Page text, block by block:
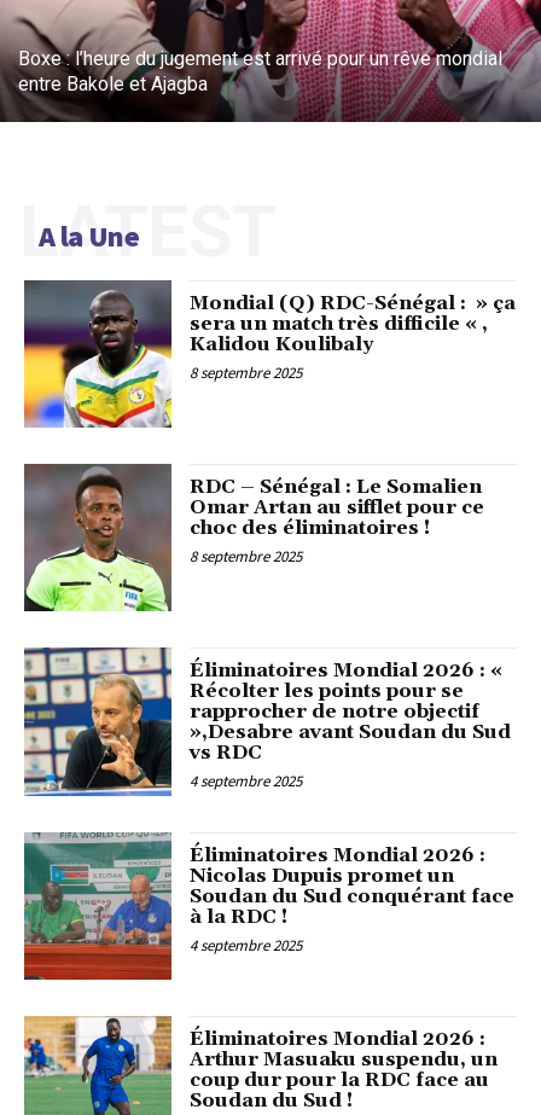
Boxe : l’heure du jugement est arrivé pour un rêve mondial
entre Bakole et Ajagba
A la Une
LATEST
Mondial (Q) RDC-Sénégal : » ça
sera un match très difficile « ,
Kalidou Koulibaly
8 septembre 2025
RDC – Sénégal : Le Somalien
Omar Artan au sifflet pour ce
choc des éliminatoires !
8 septembre 2025
Éliminatoires Mondial 2026 : «
Récolter les points pour se
rapprocher de notre objectif
»,Desabre avant Soudan du Sud
vs RDC
4 septembre 2025
Éliminatoires Mondial 2026 :
Nicolas Dupuis promet un
Soudan du Sud conquérant face
à la RDC !
4 septembre 2025
Éliminatoires Mondial 2026 :
Arthur Masuaku suspendu, un
coup dur pour la RDC face au
Soudan du Sud !